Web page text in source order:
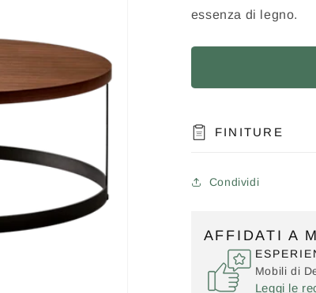
essenza di legno.
FINITURE
Condividi
AFFIDATI A
Mobili di
Leggi le